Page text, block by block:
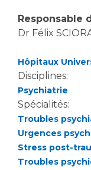
Responsable
Dr Félix
Hôpitaux
Disciplines:
Psychiatrie
Spécialités:
Troubles
Urgences
Stress post-
Troubles